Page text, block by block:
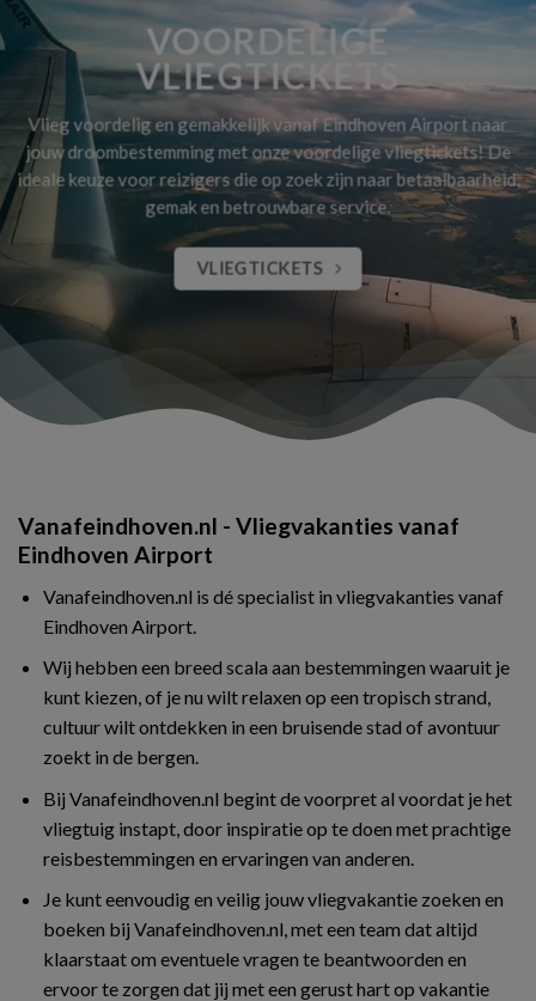
VOORDELIGE
VLIEGTICKETS
Vlieg voordelig en gemakkelijk vanaf Eindhoven Airport naar
jouw droombestemming met onze voordelige vliegtickets! De
ideale keuze voor reizigers die op zoek zijn naar betaalbaarheid,
gemak en betrouwbare service.
VLIEGTICKETS
Vanafeindhoven.nl - Vliegvakanties vanaf
Eindhoven Airport
Vanafeindhoven.nl is dé specialist in vliegvakanties vanaf
Eindhoven Airport.
Wij hebben een breed scala aan bestemmingen waaruit je
kunt kiezen, of je nu wilt relaxen op een tropisch strand,
cultuur wilt ontdekken in een bruisende stad of avontuur
zoekt in de bergen.
Bij Vanafeindhoven.nl begint de voorpret al voordat je het
vliegtuig instapt, door inspiratie op te doen met prachtige
reisbestemmingen en ervaringen van anderen.
Je kunt eenvoudig en veilig jouw vliegvakantie zoeken en
boeken bij Vanafeindhoven.nl, met een team dat altijd
klaarstaat om eventuele vragen te beantwoorden en
ervoor te zorgen dat jij met een gerust hart op vakantie